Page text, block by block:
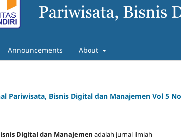
Announcements About
Pariwisata, Bisnis Digital dan Manajemen Vol 5 No
Digital dan Manajemen adalah jurnal ilmiah